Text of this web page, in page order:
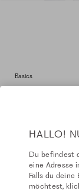
Basics
+ 3 FarbenHALLO!
Du befindest
eine Adresse
Falls du
möchtest,